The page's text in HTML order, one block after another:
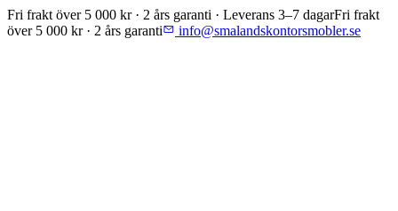
Fri frakt över 5 000 kr · 2 års garanti · Leverans 3–7 dagarFri frakt
över 5 000 kr · 2 års garanti
info@smalandskontorsmobler.se